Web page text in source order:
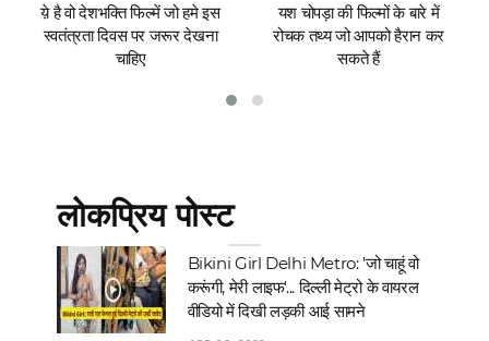
य़े है वो देशभक्ति फिल्में जो हमे इस
स्वतंत्रता दिवस पर जरूर देखना
चाहिए
यश चोपड़ा की फिल्मों के बारे में
रोचक तथ्य जो आपको हैरान कर
सकते हैं
लोकप्रिय पोस्ट
Bikini Girl Delhi Metro: 'जो चाहूं वो
करूंगी, मेरी लाइफ'... दिल्‍ली मेट्रो के वायरल
वीडियो में दिखी लड़की आई सामने